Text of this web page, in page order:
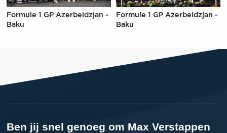
Formule 1 GP Azerbeidzjan -
Baku
Formule 1 GP Azerbeidzjan -
Baku
Ben jij snel genoeg om Max Verstappen